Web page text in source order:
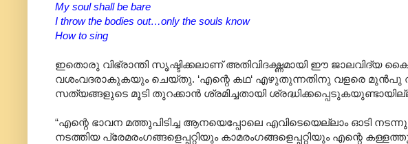
My soul shall be bare
I throw the bodies out…only the souls know
How to sing
ഇതൊരു വിഭ്രാന്തി സൃഷ്ടിക്കലാണ് അതിവിദഗ്ദ്ധമായി ഈ
വശംവദരാകുകയും ചെയ്തു. ‘എന്റെ കഥ‘ എഴുതുന്നതിനു വളരെ മുൻപു
സത്യങ്ങളുടെ മൂടി തുറക്കാൻ ശ്രമിച്ചതായി
“എന്റെ ഭാവന മത്തുപിടിച്ച ആനയെപ്പോലെ എവിടെയെല്ലാം ഓടി
നടത്തിയ പ്രേമരംഗങ്ങളെപ്പറ്റിയും കാമരംഗങ്ങളെപ്പറ്റിയും എന്റെ